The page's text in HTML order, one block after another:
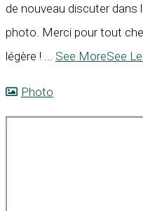
de nouveau discuter dans
photo. Merci pour tout
légère !
See MoreSee
Photo